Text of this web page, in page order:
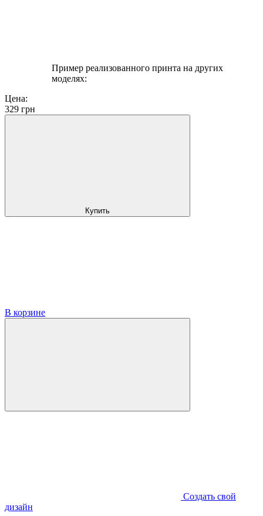
Пример реализованного принта на других
моделях:
Цена:
329 грн
Купить
В корзине
Создать свой
дизайн